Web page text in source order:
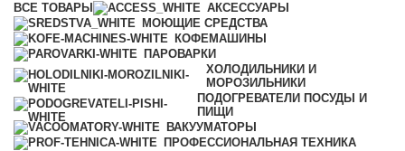
ВСЕ ТОВАРЫ
АКСЕССУАРЫ
МОЮЩИЕ СРЕДСТВА
КОФЕМАШИНЫ
ПАРОВАРКИ
ХОЛОДИЛЬНИКИ И
МОРОЗИЛЬНИКИ
ПОДОГРЕВАТЕЛИ ПОСУДЫ И
ПИЩИ
ВАКУУМАТОРЫ
ПРОФЕССИОНАЛЬНАЯ ТЕХНИКА